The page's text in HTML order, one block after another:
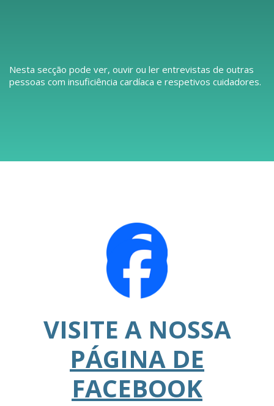
Nesta secção pode ver, ouvir ou ler entrevistas de outras
pessoas com insuficiência cardíaca e respetivos cuidadores.
VISITE A NOSSA
PÁGINA DE
FACEBOOK